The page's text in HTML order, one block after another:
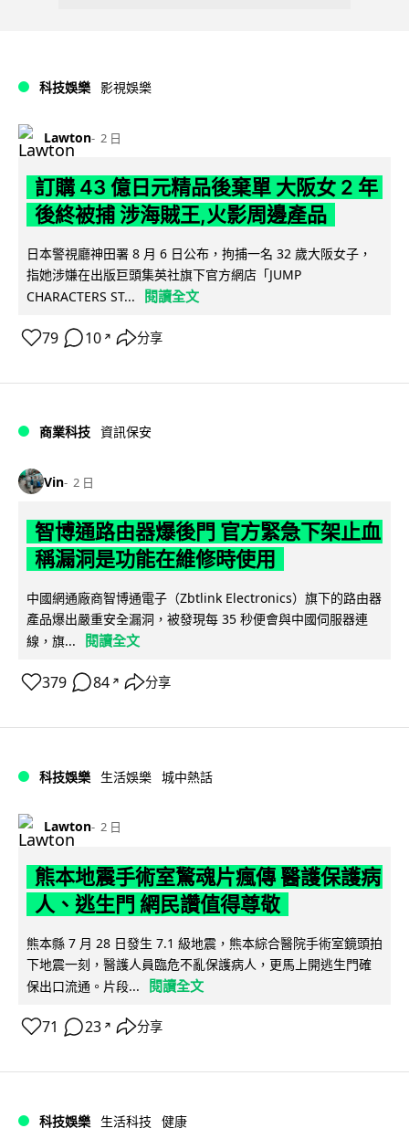
科技娛樂 影視娛樂
Lawton 2 日
訂購 43 億日元精品後棄單 大阪女 2 年
後終被捕 涉海賊王,火影周邊產品
日本警視廳神田署 8 月 6 日公布，拘捕一名 32 歲大阪女子，
指她涉嫌在出版巨頭集英社旗下官方網店「JUMP
CHARACTERS ST...
閱讀全文
79 10 ↗ 分享
商業科技 資訊保安
Vin 2 日
智博通路由器爆後門 官方緊急下架止血
稱漏洞是功能在維修時使用
中國網通廠商智博通電子（Zbtlink Electronics）旗下的路由器
產品爆出嚴重安全漏洞，被發現每 35 秒便會與中國伺服器連
線，旗...
閱讀全文
379 84 ↗ 分享
科技娛樂 生活娛樂 城中熱話
Lawton 2 日
熊本地震手術室驚魂片瘋傳 醫護保護病
人、逃生門 網民讚值得尊敬
熊本縣 7 月 28 日發生 7.1 級地震，熊本綜合醫院手術室鏡頭拍
下地震一刻，醫護人員臨危不亂保護病人，更馬上開逃生門確
保出口流通。片段...
閱讀全文
71 23 ↗ 分享
科技娛樂 生活科技 健康